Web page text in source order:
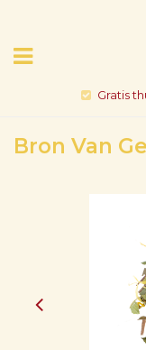
Gratis
Bron Van